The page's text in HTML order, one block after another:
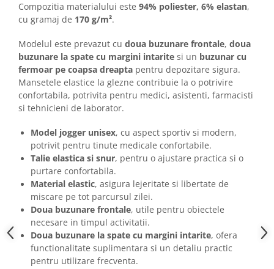
Pantaloni
Hanorace
Jachete
Impermeabile
Veste
Reflectorizante
Incaltaminte de lucru si protectie
Incaltaminte de oras si munte
Echipamente medicale
Manusi de protectie
Accesorii pentru protectia capului
Casti de protectie
Antifoane
Ochelari de protectie si viziere
Compozitia materialului este 94% poliester, 6% elastan,
cu gramaj de 170 g/m².
Modelul este prevazut cu doua buzunare frontale, doua
buzunare la spate cu margini intarite si un buzunar cu
fermoar pe coapsa dreapta pentru depozitare sigura.
Mansetele elastice la glezne contribuie la o potrivire
confortabila, potrivita pentru medici, asistenti, farmacisti
si tehnicieni de laborator.
Model jogger unisex, cu aspect sportiv si modern,
potrivit pentru tinute medicale confortabile.
Talie elastica si snur, pentru o ajustare practica si o
purtare confortabila.
Material elastic, asigura lejeritate si libertate de
miscare pe tot parcursul zilei.
Doua buzunare frontale, utile pentru obiectele
necesare in timpul activitatii.
Doua buzunare la spate cu margini intarite, ofera
functionalitate suplimentara si un detaliu practic
pentru utilizare frecventa.